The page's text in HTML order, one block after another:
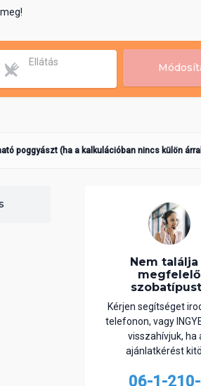
Ellátás
poggyászt (ha a kalkulációban nincs külön
Nem találja
megfelelő
Kérjen segítséget
telefonon, vagy
visszahívjuk, ha
ajánlatkérést
06-1-